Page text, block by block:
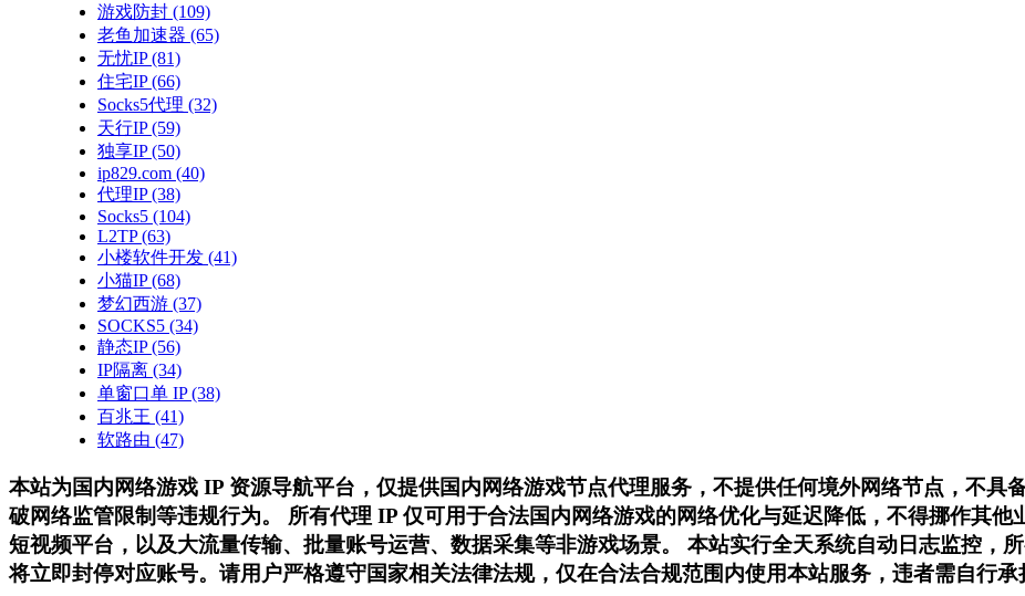
游戏防封 (109)
老鱼加速器 (65)
无忧IP(81)
住宅IP(66)
Socks5代理 (32)
天行IP(59)
独享IP(50)
ip829.com (40)
代理IP(38)
Socks5 (104)
L2TP(63)
小楼软件开发 (41)
小猫IP(68)
梦幻西游 (37)
SOCKS5 (34)
静态IP(56)
IP隔离 (34)
单窗口单 IP(38)
百兆王 (41)
软路由 (47)
本站为国内网络游戏 IP 资源导航平台，仅提供国内网络游戏节点代理服务，不提供任何境外网络节点，不具
破网络监管限制等违规行为。 所有代理 IP 仅可用于合法国内网络游戏的网络优化与延迟降低，不得挪作其
短视频平台，以及大流量传输、批量账号运营、数据采集等非游戏场景。 本站实行全天系统自动日志监控，
将立即封停对应账号。请用户严格遵守国家相关法律法规，仅在合法合规范围内使用本站服务，违者需自行承